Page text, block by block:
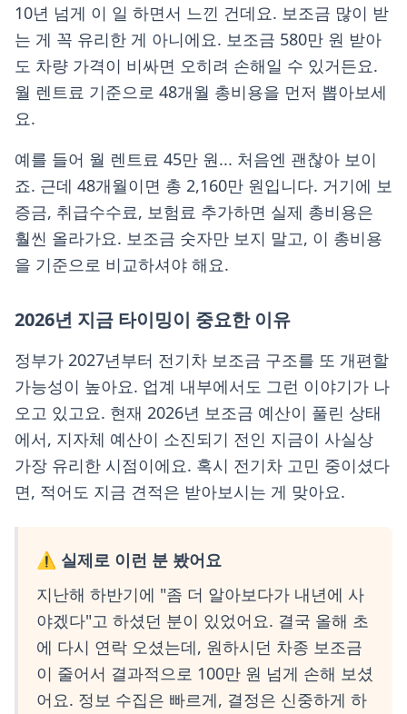
10년 넘게 이 일 하면서 느낀 건데요. 보조금 많이 받
는 게 꼭 유리한 게 아니에요. 보조금 580만 원 받아
도 차량 가격이 비싸면 오히려 손해일 수 있거든요.
월 렌트료 기준으로 48개월 총비용을 먼저 뽑아보세
요.
예를 들어 월 렌트료 45만 원... 처음엔 괜찮아 보이
죠. 근데 48개월이면 총 2,160만 원입니다. 거기에 보
증금, 취급수수료, 보험료 추가하면 실제 총비용은
훨씬 올라가요. 보조금 숫자만 보지 말고, 이 총비용
을 기준으로 비교하셔야 해요.
2026년 지금 타이밍이 중요한 이유
정부가 2027년부터 전기차 보조금 구조를 또 개편할
가능성이 높아요. 업계 내부에서도 그런 이야기가 나
오고 있고요. 현재 2026년 보조금 예산이 풀린 상태
에서, 지자체 예산이 소진되기 전인 지금이 사실상
가장 유리한 시점이에요. 혹시 전기차 고민 중이셨다
면, 적어도 지금 견적은 받아보시는 게 맞아요.
⚠️ 실제로 이런 분 봤어요
지난해 하반기에 "좀 더 알아보다가 내년에 사
야겠다"고 하셨던 분이 있었어요. 결국 올해 초
에 다시 연락 오셨는데, 원하시던 차종 보조금
이 줄어서 결과적으로 100만 원 넘게 손해 보셨
어요. 정보 수집은 빠르게, 결정은 신중하게 하